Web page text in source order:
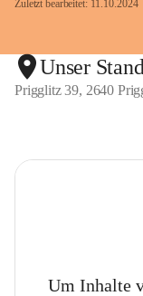
Zuletzt bearbeitet: 11.10.2024
Unser
Prigglitz 39, 2640
Um Inhalte